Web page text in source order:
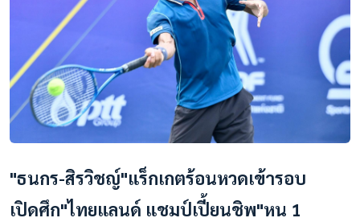
"ธนกร-สิรวิชญ์"แร็กเกตร้อนหวดเข้ารอบ
เปิดศึก"ไทยแลนด์ แชมป์เปี้ยนชิพ"หน 1